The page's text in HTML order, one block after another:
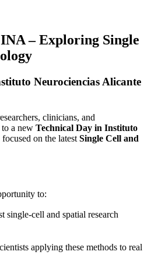
– Exploring Single
Neurociencias Alicante
clinicians, and
to a newTechnical Day in Instituto
focused on the latestSingle Cell and
to:
single-cell and spatial research
applying these methods to real